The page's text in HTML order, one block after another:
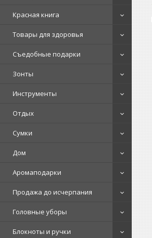
Красная книга
Товары для здоровья
Съедобные подарки
Зонты
Инструменты
Отдых
Сумки
Дом
Аромаподарки
Продажа до исчерпания
Головные уборы
Блокноты и ручки